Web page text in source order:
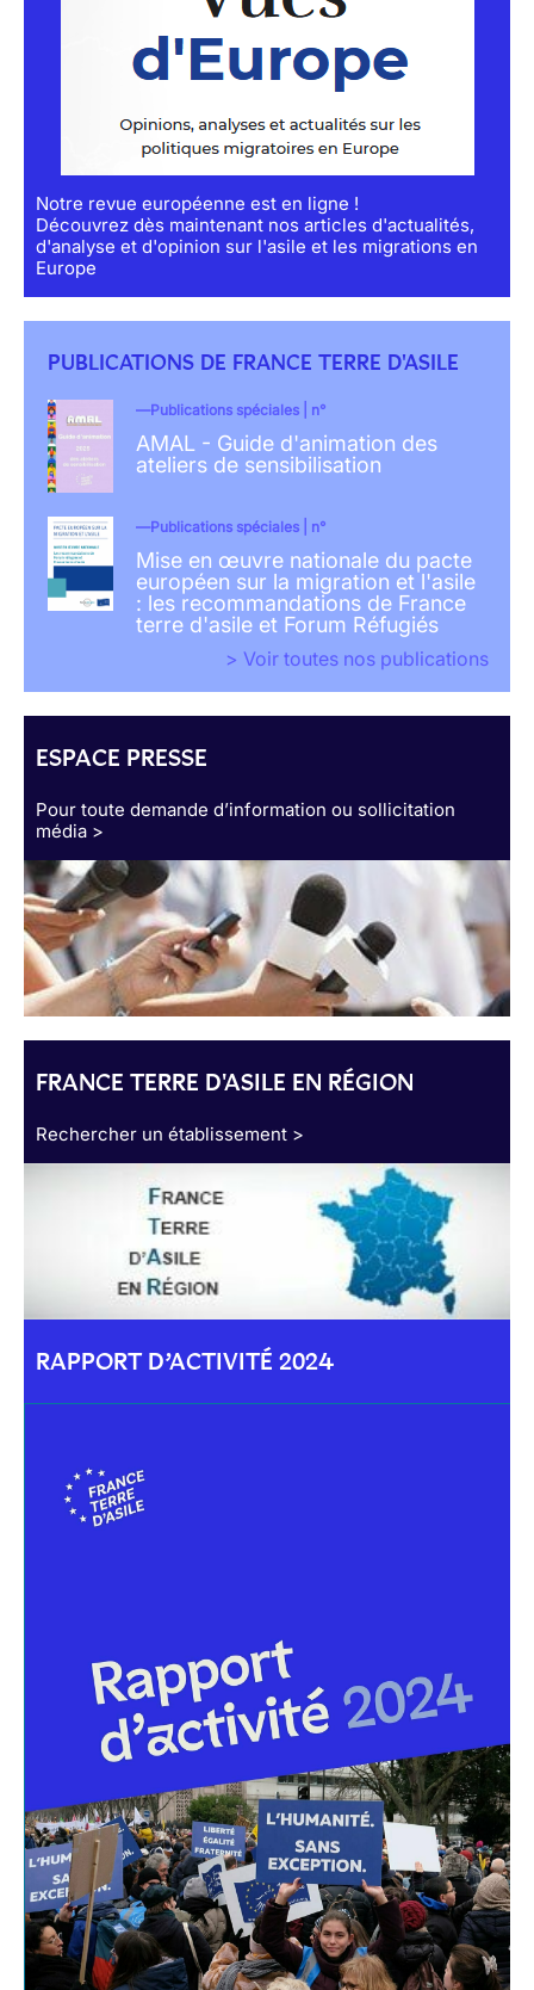
Notre revue européenne est en ligne !
Découvrez dès maintenant nos articles d'actualités,
d'analyse et d'opinion sur l'asile et les migrations en
Europe
PUBLICATIONS DE FRANCE TERRE D'ASILE
Publications spéciales | n°
AMAL - Guide d'animation des
ateliers de sensibilisation
Publications spéciales | n°
Mise en œuvre nationale du pacte
européen sur la migration et l'asile
: les recommandations de France
terre d'asile et Forum Réfugiés
> Voir toutes nos publications
ESPACE PRESSE
Pour toute demande d’information ou sollicitation
média >
FRANCE TERRE D'ASILE EN RÉGION
Rechercher un établissement >
RAPPORT D’ACTIVITÉ 2024